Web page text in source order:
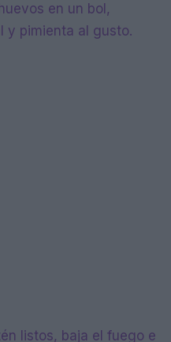
en un bol,
y pimienta al gusto.
listos, baja el fuego e